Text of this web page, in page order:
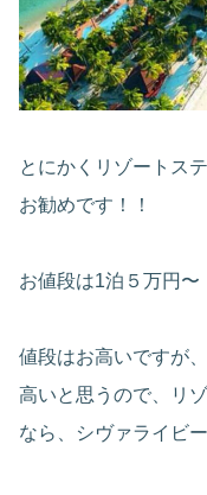
とにかくリゾートス
お勧めです！！
お値段は1泊５万円〜
値段はお高いですが
高いと思うので、リ
なら、シヴァライビ